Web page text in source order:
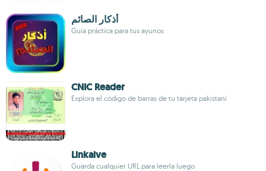
أذكار الصائم
Guía práctica para tus ayunos
CNIC Reader
Explora el código de barras de tu tarjeta pakistaní
Linkaive
Guarda cualquier URL para leerla luego